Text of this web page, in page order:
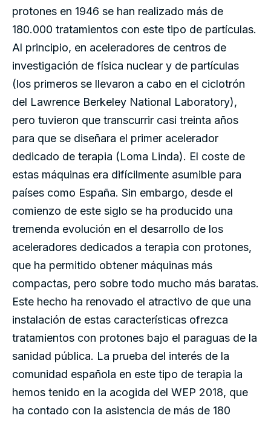
protones en 1946 se han realizado más de
180.000 tratamientos con este tipo de partículas.
Al principio, en aceleradores de centros de
investigación de física nuclear y de partículas
(los primeros se llevaron a cabo en el ciclotrón
del Lawrence Berkeley National Laboratory),
pero tuvieron que transcurrir casi treinta años
para que se diseñara el primer acelerador
dedicado de terapia (Loma Linda). El coste de
estas máquinas era difícilmente asumible para
países como España. Sin embargo, desde el
comienzo de este siglo se ha producido una
tremenda evolución en el desarrollo de los
aceleradores dedicados a terapia con protones,
que ha permitido obtener máquinas más
compactas, pero sobre todo mucho más baratas.
Este hecho ha renovado el atractivo de que una
instalación de estas características ofrezca
tratamientos con protones bajo el paraguas de la
sanidad pública. La prueba del interés de la
comunidad española en este tipo de terapia la
hemos tenido en la acogida del WEP 2018, que
ha contado con la asistencia de más de 180